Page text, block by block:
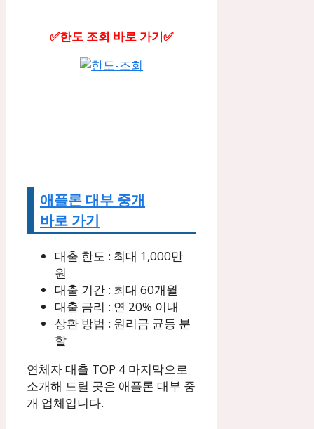
✅한도 조회 바로 가기✅
애플론 대부 중개
바로 가기
대출 한도 : 최대 1,000만
원
대출 기간 : 최대 60개월
대출 금리 : 연 20% 이내
상환 방법 : 원리금 균등 분
할
연체자 대출 TOP 4 마지막으로
소개해 드릴 곳은 애플론 대부 중
개 업체입니다.